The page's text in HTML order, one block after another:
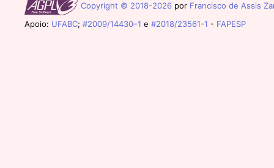
Copyright © 2018-2026 por Francisco de Assis
Apoio: UFABC; #2009/14430–1 e #2018/23561-1 - FAPESP